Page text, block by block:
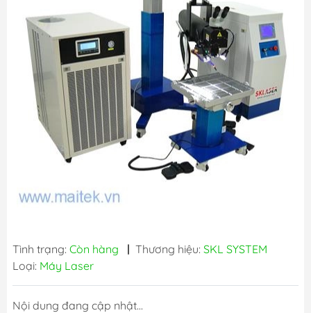
Tình trạng: Còn hàng | Thương hiệu: SKL SYSTEM
Loại: Máy Laser
Nội dung đang cập nhật...